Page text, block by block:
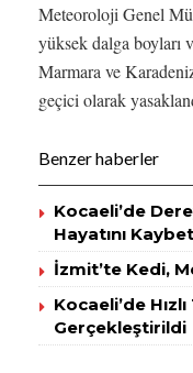
Meteoroloji Genel
yüksek dalga boyları
Marmara ve
geçici olarak
Benzer haberler
Kocaeli’de
Hayatını
İzmit’te Kedi,
Kocaeli’de
Gerçekleştirildi